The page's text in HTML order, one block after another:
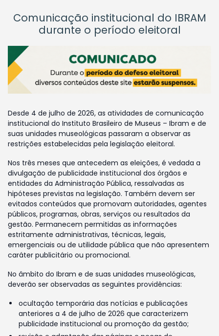
Comunicação institucional do IBRAM
durante o período eleitoral
Desde 4 de julho de 2026, as atividades de comunicação
institucional do Instituto Brasileiro de Museus – Ibram e de
suas unidades museológicas passaram a observar as
restrições estabelecidas pela legislação eleitoral.
Nos três meses que antecedem as eleições, é vedada a
divulgação de publicidade institucional dos órgãos e
entidades da Administração Pública, ressalvadas as
hipóteses previstas na legislação. Também devem ser
evitados conteúdos que promovam autoridades, agentes
públicos, programas, obras, serviços ou resultados da
gestão. Permanecem permitidas as informações
estritamente administrativas, técnicas, legais,
emergenciais ou de utilidade pública que não apresentem
caráter publicitário ou promocional.
No âmbito do Ibram e de suas unidades museológicas,
deverão ser observadas as seguintes providências:
ocultação temporária das notícias e publicações
anteriores a 4 de julho de 2026 que caracterizem
publicidade institucional ou promoção da gestão;